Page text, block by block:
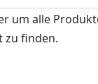
um alle
zu finden.